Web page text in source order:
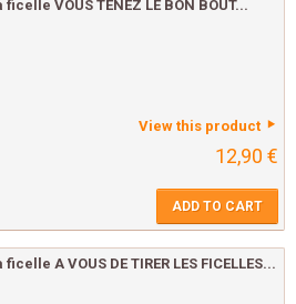
ficelle VOUS TENEZ LE BON BOUT...
View this product
12,90 €
ADD TO CART
ficelle A VOUS DE TIRER LES FICELLES...